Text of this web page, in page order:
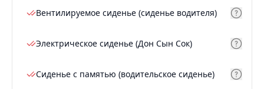
Вентилируемое сиденье (сиденье водителя)
Электрическое сиденье (Дон Сын Сок)
Сиденье с памятью (водительское сиденье)